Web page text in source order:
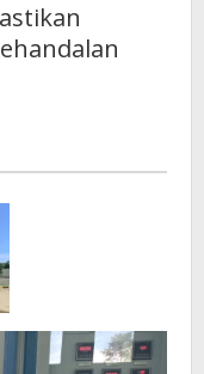
Memastikan
Ketersediaan
Saat